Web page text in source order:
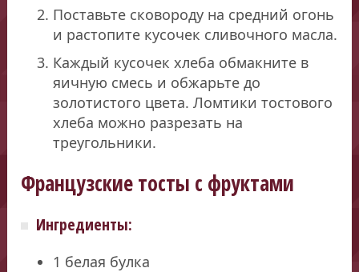
Поставьте сковороду на средний огонь
и растопите кусочек сливочного масла.
Каждый кусочек хлеба обмакните в
яичную смесь и обжарьте до
золотистого цвета. Ломтики тостового
хлеба можно разрезать на
треугольники.
Французские тосты с фруктами
Ингредиенты:
1 белая булка